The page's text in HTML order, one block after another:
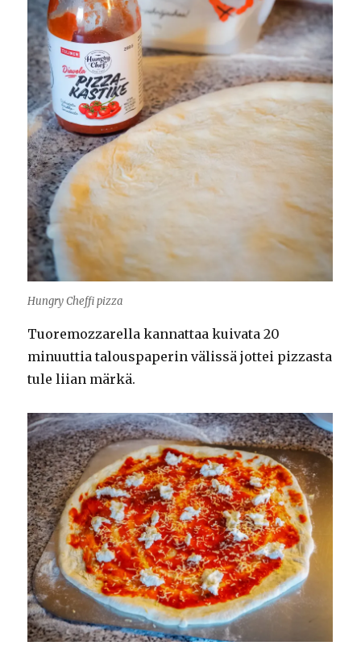
Hungry Cheffi pizza
Tuoremozzarella kannattaa kuivata 20
minuuttia talouspaperin välissä jottei pizzasta
tule liian märkä.